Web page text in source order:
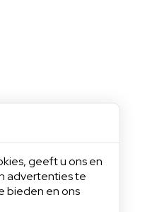
geeft u ons en
advertenties te
bieden en ons